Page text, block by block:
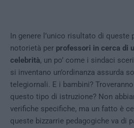
In genere l’unico risultato di queste
notorietà per professori in cerca di
celebrità, un po’ come i sindaci
si inventano un’ordinanza assurda
telegiornali. E i bambini?
questo tipo di istruzione? Non
verifiche specifiche, ma un fatto è
queste bizzarrie pedagogiche va di